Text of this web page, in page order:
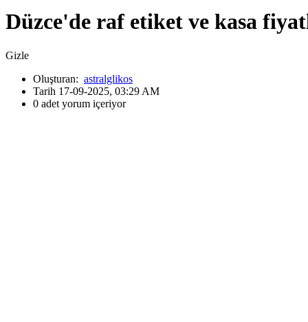
Düzce'de raf etiket ve kasa
Gizle
Oluşturan: astralglikos
Tarih 17-09-2025, 03:29 AM
0 adet yorum içeriyor